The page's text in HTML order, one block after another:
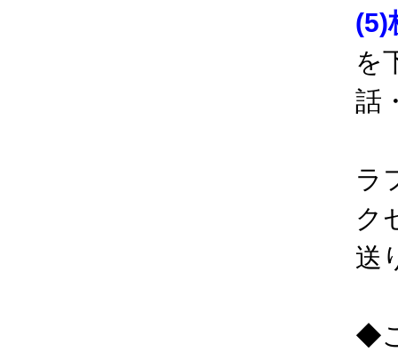
(5)
を
話
ラ
ク
送
◆